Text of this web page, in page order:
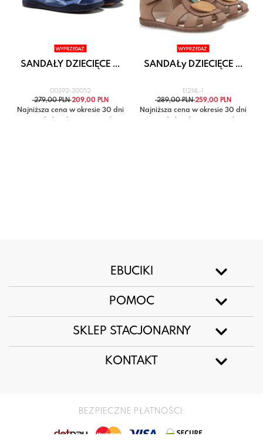
WYPRZEDAŻ
SANDAŁY DZIECIĘCE ...
00392-30052
279,00 PLN209,00 PLN
Najniższa cena w okresie 30 dni
WYPRZEDAŻ
SANDAŁy DZIECIĘCE ...
E1214L-1
289,00 PLN259,00 PLN
Najniższa cena w okresie 30 dni
EBUCIKI
POMOC
SKLEP STACJONARNY
KONTAKT
BEZPIECZNE PŁATNOŚCI: